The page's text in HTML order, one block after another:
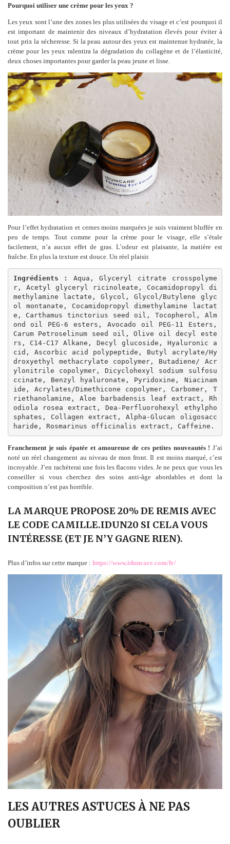
Pourquoi utiliser une crème pour les yeux ?
Les yeux sont l’une des zones les plus utilisées du visage et c’est pourquoi il
est important de maintenir des niveaux d’hydratation élevés pour éviter à
tout prix la sécheresse. Si la peau autour des yeux est maintenue hydratée, la
crème pour les yeux ralentira la dégradation du collagène et de l’élasticité,
deux choses importantes pour garder la peau jeune et lisse.
Pour l’effet hydratation et cernes moins marquées je suis vraiment bluffée en
peu de temps. Tout comme pour la crème pour le visage, elle s’étale
facilement, n’a aucun effet de gras. L’odeur est plaisante, la matière est
fraîche. En plus la texture est douce. Un réel plaisir.
Ingrédients : Aqua, Glyceryl citrate crosspolyme
r, Acetyl glyceryl ricinoleate, Cocamidopropyl di
methylamine lactate, Glycol, Glycol/Butylene glyc
ol montanate, Cocamidopropyl dimethylamine lactat
e, Carthamus tinctorius seed oil, Tocopherol, Alm
ond oil PEG-6 esters, Avocado oil PEG-11 Esters,
Carum Petroselinum seed oil, Olive oil decyl este
rs, C14-C17 Alkane, Decyl glucoside, Hyaluronic a
cid, Ascorbic acid polypeptide, Butyl acrylate/Hy
droxyethyl methacrylate copolymer, Butadiene/ Acr
ylonitrile copolymer, Dicyclohexyl sodium sulfosu
ccinate, Benzyl hyaluronate, Pyridoxine, Niacinam
ide, Acrylates/Dimethicone copolymer, Carbomer, T
riethanolamine, Aloe barbadensis leaf extract, Rh
odiola rosea extract, Dea-Perfluorohexyl ethylpho
sphates, Collagen extract, Alpha-Glucan oligosacc
haride, Rosmarinus officinalis extract, Caffeine.
Franchement je suis épatée et amoureuse de ces petites nouveautés ! J’ai
noté un réel changement au niveau de mon front. Il est moins marqué, c’est
incroyable. J’en rachèterai une fois les flacons vides. Je ne peux que vous les
conseiller si vous cherchez des soins anti-âge abordables et dont la
composition n’est pas horrible.
LA MARQUE PROPOSE 20% DE REMIS AVEC
LE CODE CAMILLE.IDUN20 SI CELA VOUS
INTÉRESSE (ET JE N’Y GAGNE RIEN).
Plus d’infos sur cette marque : https://www.iduncare.com/fr/
LES AUTRES ASTUCES À NE PAS
OUBLIER